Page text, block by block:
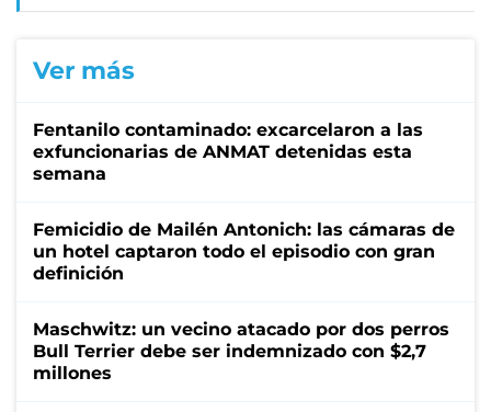
Ver más
Fentanilo contaminado: excarcelaron a las
exfuncionarias de ANMAT detenidas esta
semana
Femicidio de Mailén Antonich: las cámaras de
un hotel captaron todo el episodio con gran
definición
Maschwitz: un vecino atacado por dos perros
Bull Terrier debe ser indemnizado con $2,7
millones